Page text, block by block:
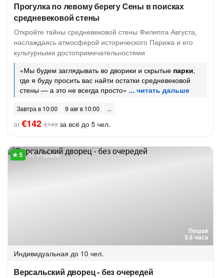
Прогулка по левому берегу Сены в поисках
средневековой стены
Откройте тайны средневековой стены Филиппа Августа,
наслаждаясь атмосферой исторического Парижа и его
культурными достопримечательностями
«Мы будем заглядывать во дворики и скрытые парки,
где я буду просить вас найти остатки средневековой
стены — а это не всегда просто»
Завтра в 10:00
9 авг в 10:00
от€142 €149 за всё до 5 чел.
Пешая
3.5 часа
55 отзывов
Индивидуальная до 10 чел.
Версальский дворец - без очередей